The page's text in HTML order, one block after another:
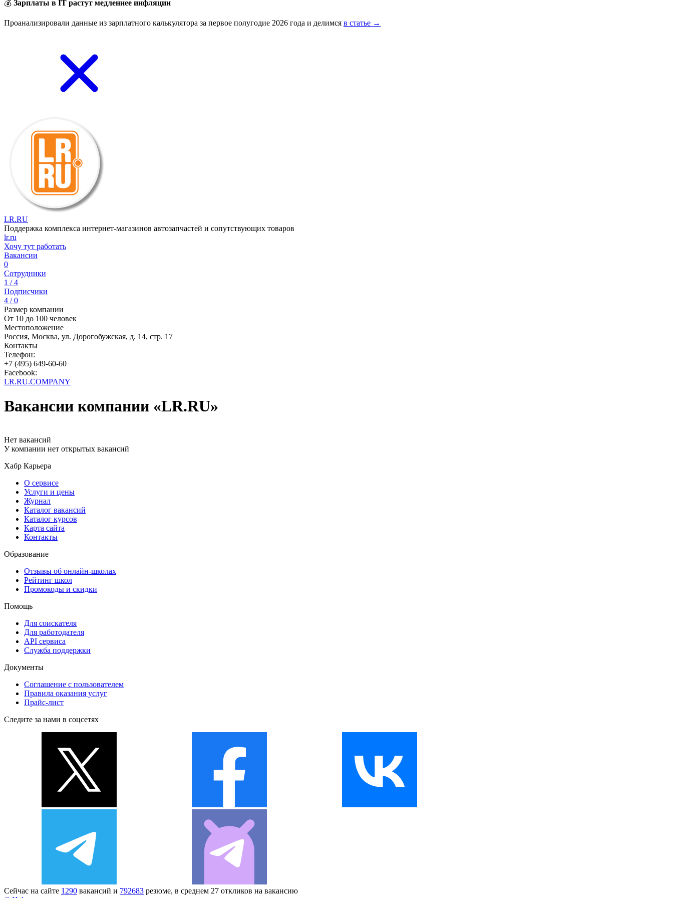
💰 Зарплаты в IT растут медленнее инфляции
Проанализировали данные из зарплатного калькулятора за первое полугодие 2026 года и делимся в статье →
LR.RU
Поддержка комплекса интернет-магазинов автозапчастей и сопутствующих товаров
lr.ru
Хочу тут работать
Вакансии
0
Сотрудники
1 / 4
Подписчики
4 / 0
Размер компании
От 10 до 100 человек
Местоположение
Россия, Москва, ул. Дорогобужская, д. 14, стр. 17
Контакты
Телефон:
+7 (495) 649-60-60
Facebook:
LR.RU.COMPANY
Вакансии компании «LR.RU»
Нет вакансий
У компании нет открытых вакансий
Хабр Карьера
О сервисе
Услуги и цены
Журнал
Каталог вакансий
Каталог курсов
Карта сайта
Контакты
Образование
Отзывы об онлайн-школах
Рейтинг школ
Промокоды и скидки
Помощь
Для соискателя
Для работодателя
API сервиса
Служба поддержки
Документы
Соглашение с пользователем
Правила оказания услуг
Прайс-лист
Следите за нами в соцсетях
Сейчас на сайте 1290 вакансий и 792683 резюме, в среднем 27 откликов на вакансию